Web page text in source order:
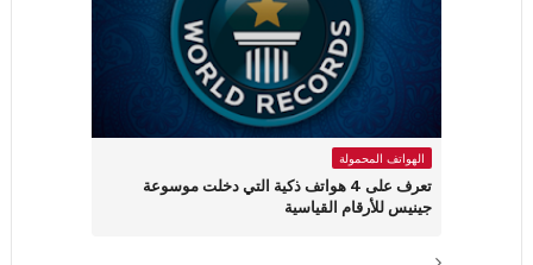
الهواتف المحمولة
تعرف على 4 هواتف ذكية التي دخلت موسوعة
جينيس للأرقام القياسية